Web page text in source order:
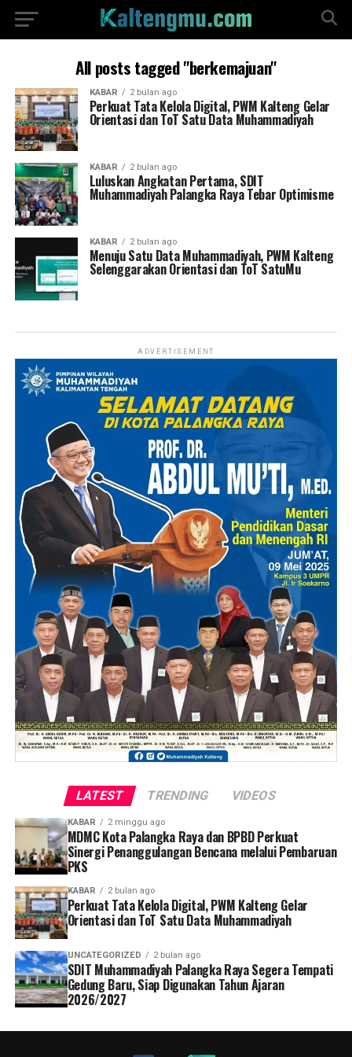
All posts tagged "berkemajuan"
KABAR 2 bulan ago
Perkuat Tata Kelola Digital, PWM Kalteng Gelar
Orientasi dan ToT Satu Data Muhammadiyah
KABAR 2 bulan ago
Luluskan Angkatan Pertama, SDIT
Muhammadiyah Palangka Raya Tebar Optimisme
KABAR 2 bulan ago
Menuju Satu Data Muhammadiyah, PWM Kalteng
Selenggarakan Orientasi dan ToT SatuMu
ADVERTISEMENT
LATEST TRENDING VIDEOS
KABAR 2 minggu ago
MDMC Kota Palangka Raya dan BPBD Perkuat
Sinergi Penanggulangan Bencana melalui Pembaruan
PKS
KABAR 2 bulan ago
Perkuat Tata Kelola Digital, PWM Kalteng Gelar
Orientasi dan ToT Satu Data Muhammadiyah
UNCATEGORIZED 2 bulan ago
SDIT Muhammadiyah Palangka Raya Segera Tempati
Gedung Baru, Siap Digunakan Tahun Ajaran
2026/2027